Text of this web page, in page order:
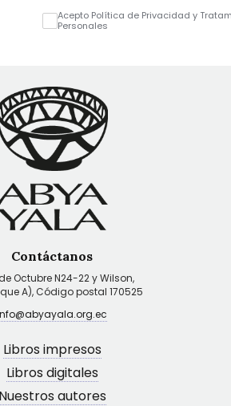
Acepto Política de Privacidad y
Personales
Contáctanos
Octubre N24-22 y Wilson,
A), Código postal 170525
Libros impresos
Libros digitales
Nuestros autores